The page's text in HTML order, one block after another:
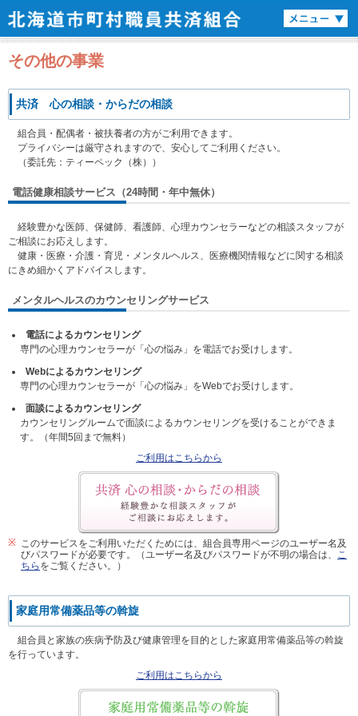
その他の事業
共済 心の相談・からだの相談
組合員・配偶者・被扶養者の方がご利用できます。
プライバシーは厳守されますので、安心してご利用ください。
（委託先：ティーペック（株））
電話健康相談サービス（24時間・年中無休）
経験豊かな医師、保健師、看護師、心理カウンセラーなどの相談スタッフが
ご相談にお応えします。
健康・医療・介護・育児・メンタルヘルス、医療機関情報などに関する相談
にきめ細かくアドバイスします。
メンタルヘルスのカウンセリングサービス
電話によるカウンセリング
専門の心理カウンセラーが「心の悩み」を電話でお受けします。
Webによるカウンセリング
専門の心理カウンセラーが「心の悩み」をWebでお受けします。
面談によるカウンセリング
カウンセリングルームで面談によるカウンセリングを受けることができま
す。（年間5回まで無料）
ご利用はこちらから
※ このサービスをご利用いただくためには、組合員専用ページのユーザー名及
びパスワードが必要です。（ユーザー名及びパスワードが不明の場合は、 こ
ちら をご覧ください。）
家庭用常備薬品等の斡旋
組合員と家族の疾病予防及び健康管理を目的とした家庭用常備薬品等の斡旋
を行っています。
ご利用はこちらから